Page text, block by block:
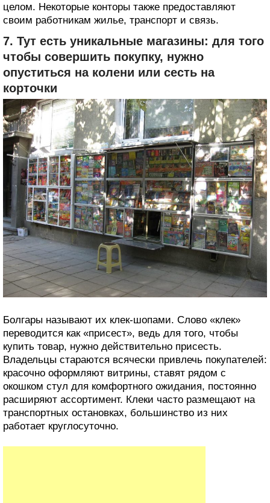
целом. Некоторые конторы также предоставляют
своим работникам жилье, транспорт и связь.
7. Тут есть уникальные магазины: для того
чтобы совершить покупку, нужно
опуститься на колени или сесть на
корточки
Болгары называют их клек-шопами. Слово «клек»
переводится как «присест», ведь для того, чтобы
купить товар, нужно действительно присесть.
Владельцы стараются всячески привлечь покупателей:
красочно оформляют витрины, ставят рядом с
окошком стул для комфортного ожидания, постоянно
расширяют ассортимент. Клеки часто размещают на
транспортных остановках, большинство из них
работает круглосуточно.